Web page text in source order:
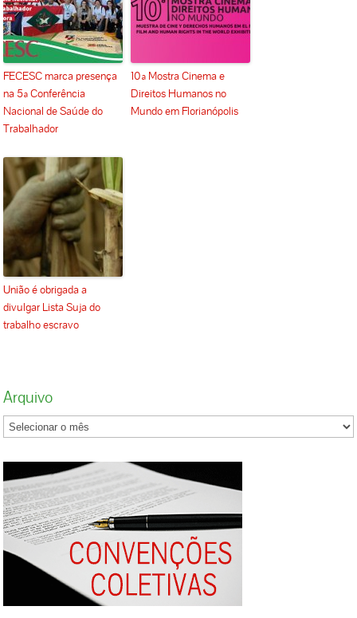
FECESC marca presença
na 5ª Conferência
Nacional de Saúde do
Trabalhador
10ª Mostra Cinema e
Direitos Humanos no
Mundo em Florianópolis
União é obrigada a
divulgar Lista Suja do
trabalho escravo
Arquivo